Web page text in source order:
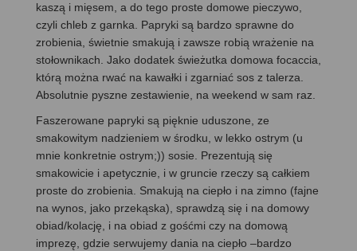
kaszą i mięsem, a do tego proste domowe pieczywo,
czyli chleb z garnka. Papryki są bardzo sprawne do
zrobienia, świetnie smakują i zawsze robią wrażenie na
stołownikach. Jako dodatek świeżutka domowa focaccia,
którą można rwać na kawałki i zgarniać sos z talerza.
Absolutnie pyszne zestawienie, na weekend w sam raz.
Faszerowane papryki są pięknie uduszone, ze
smakowitym nadzieniem w środku, w lekko ostrym (u
mnie konkretnie ostrym;)) sosie. Prezentują się
smakowicie i apetycznie, i w gruncie rzeczy są całkiem
proste do zrobienia. Smakują na ciepło i na zimno (fajne
na wynos, jako przekąska), sprawdzą się i na domowy
obiad/kolację, i na obiad z gośćmi czy na domową
imprezę, gdzie serwujemy dania na ciepło –bardzo